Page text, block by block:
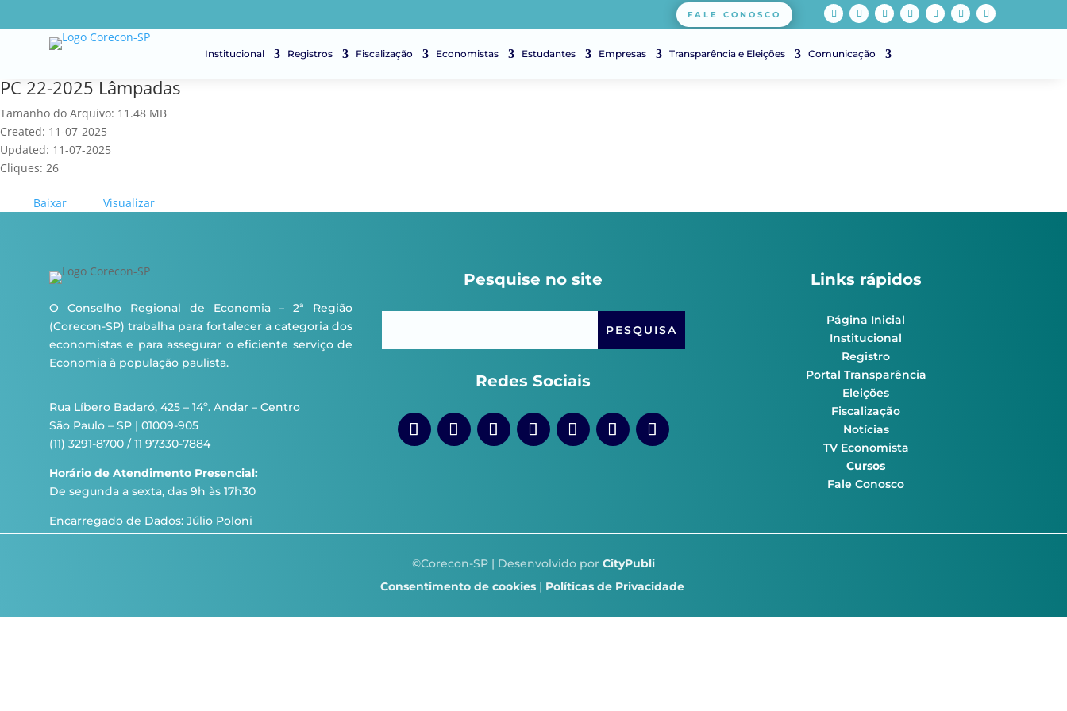
FALE CONOSCO
Institucional Registros Fiscalização Economistas Estudantes Empresas Transparência e Eleições Comunicação
PC 22-2025 Lâmpadas
Tamanho do Arquivo: 11.48 MB
Created: 11-07-2025
Updated: 11-07-2025
Cliques: 26
Baixar Visualizar
O Conselho Regional de Economia – 2ª Região
(Corecon-SP) trabalha para fortalecer a categoria dos
economistas e para assegurar o eficiente serviço de
Economia à população paulista.
Rua Líbero Badaró, 425 – 14º. Andar – Centro
São Paulo – SP | 01009-905
(11) 3291-8700 / 11 97330-7884
Horário de Atendimento Presencial:
De segunda a sexta, das 9h às 17h30
Encarregado de Dados: Júlio Poloni
Pesquise no site
Redes Sociais
Links rápidos
Página Inicial
Institucional
Registro
Portal Transparência
Eleições
Fiscalização
Notícias
TV Economista
Cursos
Fale Conosco
©Corecon-SP | Desenvolvido por CityPubli
Consentimento de cookies| Políticas de Privacidade